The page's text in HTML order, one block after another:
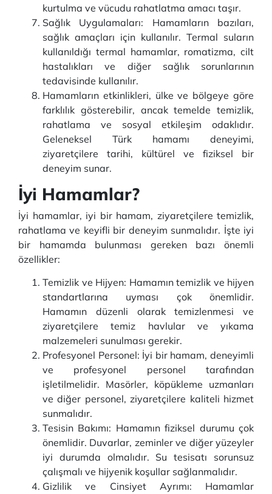
kurtulma ve vücudu rahatlatma amacı taşır.
Sağlık Uygulamaları: Hamamların bazıları,
sağlık amaçları için kullanılır. Termal suların
kullanıldığı termal hamamlar, romatizma, cilt
hastalıkları ve diğer sağlık sorunlarının
tedavisinde kullanılır.
Hamamların etkinlikleri, ülke ve bölgeye göre
farklılık gösterebilir, ancak temelde temizlik,
rahatlama ve sosyal etkileşim odaklıdır.
Geleneksel Türk hamamı deneyimi,
ziyaretçilere tarihi, kültürel ve fiziksel bir
deneyim sunar.
İyi Hamamlar?
İyi hamamlar, iyi bir hamam, ziyaretçilere temizlik,
rahatlama ve keyifli bir deneyim sunmalıdır. İşte iyi
bir hamamda bulunması gereken bazı önemli
özellikler:
Temizlik ve Hijyen: Hamamın temizlik ve hijyen
standartlarına uyması çok önemlidir.
Hamamın düzenli olarak temizlenmesi ve
ziyaretçilere temiz havlular ve yıkama
malzemeleri sunulması gerekir.
Profesyonel Personel: İyi bir hamam, deneyimli
ve profesyonel personel tarafından
işletilmelidir. Masörler, köpükleme uzmanları
ve diğer personel, ziyaretçilere kaliteli hizmet
sunmalıdır.
Tesisin Bakımı: Hamamın fiziksel durumu çok
önemlidir. Duvarlar, zeminler ve diğer yüzeyler
iyi durumda olmalıdır. Su tesisatı sorunsuz
çalışmalı ve hijyenik koşullar sağlanmalıdır.
Gizlilik ve Cinsiyet Ayrımı: Hamamlar